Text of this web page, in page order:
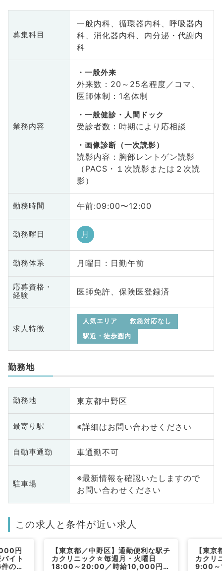
募集科目
一般内科、循環器内科、呼吸器内
科、消化器内科、内分泌・代謝内
科
業務内容
一般外来
外来数：20～25名程度／コマ、
医師体制：1名体制
一般健診・人間ドック
受診者数：時期により応相談
画像診断（一次読影）
読影内容：胸部レントゲン読影
（PACS・１次読影または２次読
影）
勤務時間 午前:09:00〜12:00
勤務曜日 月
勤務体系 月曜日 : 日勤午前
応募資格・
経験
医師免許、保険医登録済
求人特徴
人気エリア
救急対応なし
駅近・徒歩圏内
勤務地
勤務地 東京都中野区
最寄り駅 ※詳細はお問い合わせください
自動車通勤 車通勤不可
駐車場
※最新情報を確認いたしますので
お問い合わせください
この求人と条件が近い求人
円
イト
の対
【東京都／中野区】通勤便利な駅チ
カクリニック☆毎週月・火曜日
18:00～20:00／時給10,000円
【東
カクリ
9:00～